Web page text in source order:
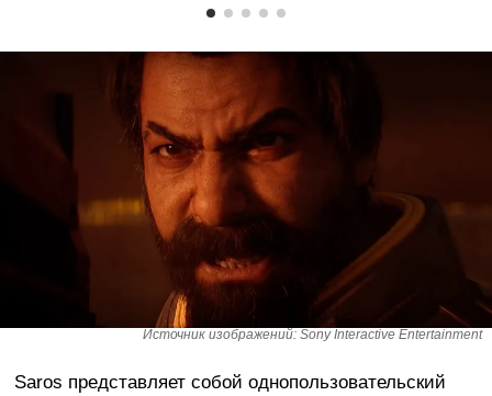
Источник изображений: Sony Interactive Entertainment
Saros представляет собой однопользовательский